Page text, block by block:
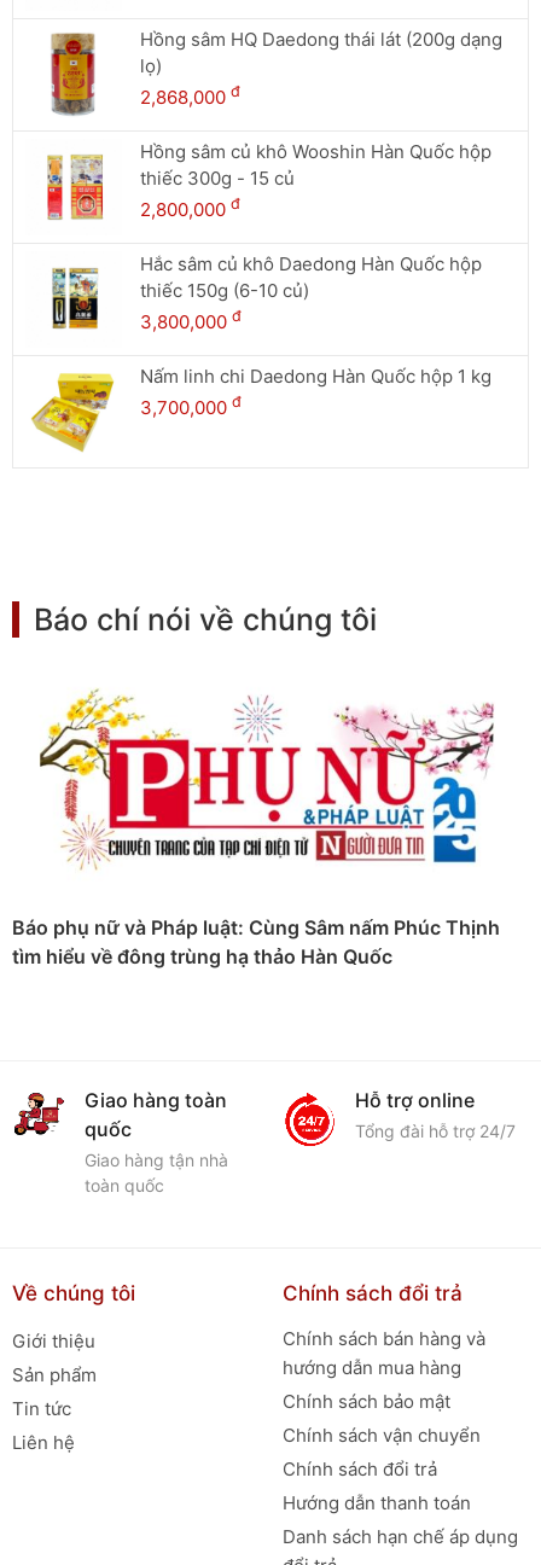
Hồng sâm HQ Daedong thái lát (200g dạng
lọ)
2,868,000 đ
Hồng sâm củ khô Wooshin Hàn Quốc hộp
thiếc 300g - 15 củ
2,800,000 đ
Hắc sâm củ khô Daedong Hàn Quốc hộp
thiếc 150g (6-10 củ)
3,800,000 đ
Nấm linh chi Daedong Hàn Quốc hộp 1 kg
3,700,000 đ
Báo chí nói về chúng tôi
Báo phụ nữ và Pháp luật: Cùng Sâm nấm Phúc Thịnh
tìm hiểu về đông trùng hạ thảo Hàn Quốc
Giao hàng toàn
quốc
Giao hàng tận nhà
toàn quốc
Hỗ trợ online
Tổng đài hỗ trợ 24/7
Về chúng tôi
Giới thiệu
Sản phẩm
Tin tức
Liên hệ
Chính sách đổi trả
Chính sách bán hàng và
hướng dẫn mua hàng
Chính sách bảo mật
Chính sách vận chuyển
Chính sách đổi trả
Hướng dẫn thanh toán
Danh sách hạn chế áp dụng